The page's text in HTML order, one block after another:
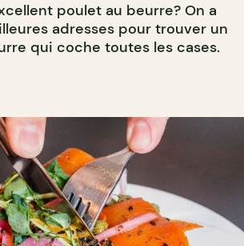
poulet au beurre? On a
adresses pour trouver un
qui coche toutes les cases.